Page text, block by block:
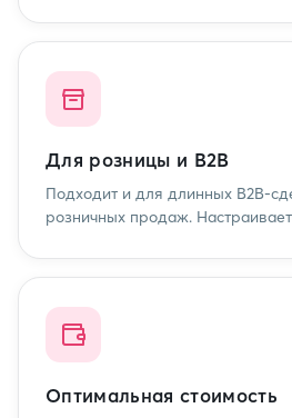
Для розницы и B2B
Подходит и для длинных B2B-
розничных продаж.
Оптимальная стоимость